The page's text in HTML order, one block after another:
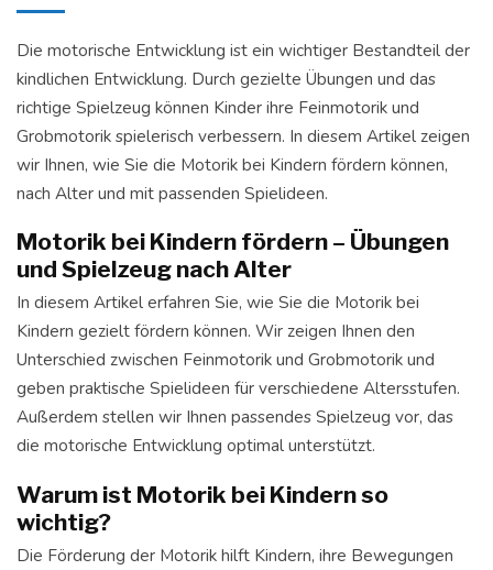
Die motorische Entwicklung ist ein wichtiger Bestandteil der
kindlichen Entwicklung. Durch gezielte Übungen und das
richtige Spielzeug können Kinder ihre Feinmotorik und
Grobmotorik spielerisch verbessern. In diesem Artikel zeigen
wir Ihnen, wie Sie die Motorik bei Kindern fördern können,
nach Alter und mit passenden Spielideen.
Motorik bei Kindern fördern – Übungen
und Spielzeug nach Alter
In diesem Artikel erfahren Sie, wie Sie die Motorik bei
Kindern gezielt fördern können. Wir zeigen Ihnen den
Unterschied zwischen Feinmotorik und Grobmotorik und
geben praktische Spielideen für verschiedene Altersstufen.
Außerdem stellen wir Ihnen passendes Spielzeug vor, das
die motorische Entwicklung optimal unterstützt.
Warum ist Motorik bei Kindern so
wichtig?
Die Förderung der Motorik hilft Kindern, ihre Bewegungen